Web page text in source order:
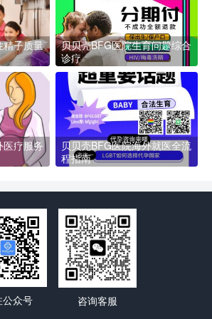
精子质量
贝贝壳BFG医院生育问题综合
诊疗
医疗服务
贝贝壳BFG医院海外就医全流
程指南
公众号 咨询客服